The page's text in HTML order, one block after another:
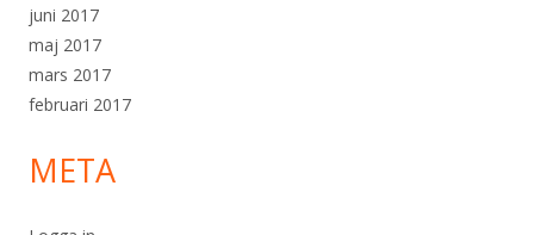
juni 2017
maj 2017
mars 2017
februari 2017
META